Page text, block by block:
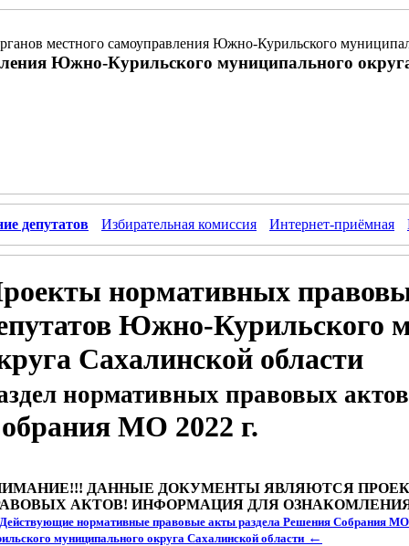
местного самоуправления Южно-Курильского
Южно-Курильского муниципального
депутатов Избирательная комиссия Интернет-приёмная
нормативных
Южно-Курильского
Сахалинской области
нормативных правовых
МО 2022 г.
ДАННЫЕ ДОКУМЕНТЫ ЯВЛЯЮТСЯ
АКТОВ! ИНФОРМАЦИЯ ДЛЯ
Действующие нормативные правовые акты раздела Решения Собрания
муниципального округа Сахалинской области ←